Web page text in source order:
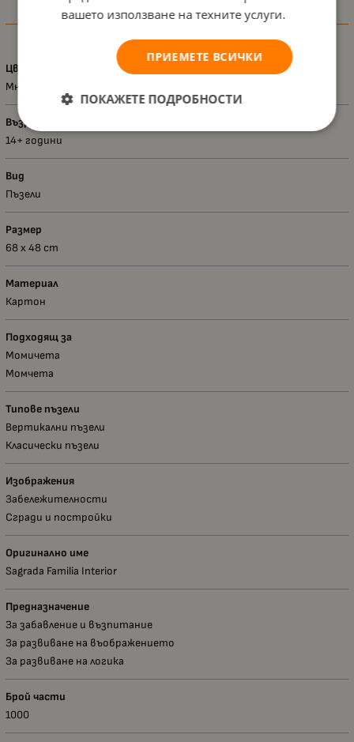
Характеристики
Цвят
Многоцветен
Възраст - диапазон
14+ години
Вид
Пъзели
Размер
68 x 48 cm
Материал
Картон
Подходящ за
Момичета
Момчета
Типове пъзели
Вертикални пъзели
Класически пъзели
Изображения
Забележителности
Сгради и постройки
Оригинално име
Sagrada Familia Interior
Предназначение
За забавление и възпитание
За развиване на въображението
За развиване на логика
Брой части
1000
вашето използване на техните услуги.
ПРИЕМЕТЕ ВСИЧКИ
ПОКАЖЕТЕ ПОДРОБНОСТИ